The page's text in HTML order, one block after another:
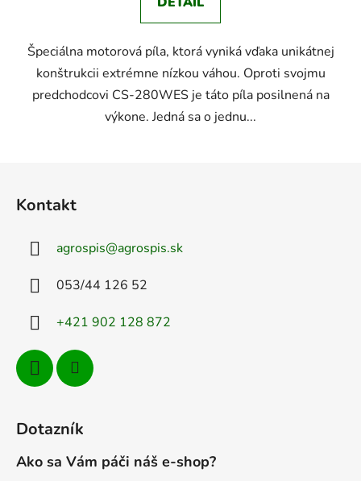
Špeciálna motorová píla, ktorá vyniká vďaka unikátnej
konštrukcii extrémne nízkou váhou. Oproti svojmu
predchodcovi CS-280WES je táto píla posilnená na
výkone. Jedná sa o jednu...
Kontakt
agrospis@agrospis.sk
053/44 126 52
+421 902 128 872
Dotazník
Ako sa Vám páči náš e-shop?